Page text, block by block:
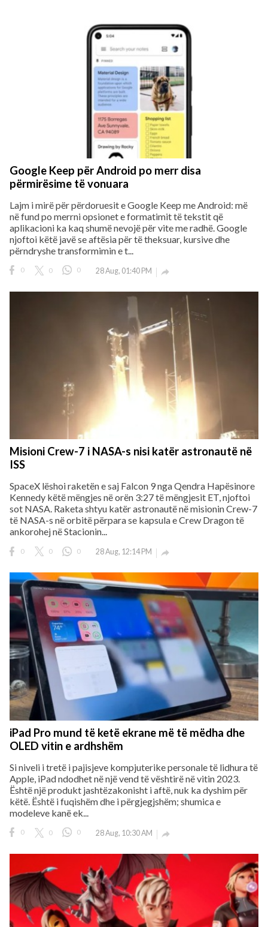
Google Keep për Android po merr disa
përmirësime të vonuara
Lajm i mirë për përdoruesit e Google Keep me Android: më
në fund po merrni opsionet e formatimit të tekstit që
aplikacioni ka kaq shumë nevojë për vite me radhë. Google
njoftoi këtë javë se aftësia për të theksuar, kursive dhe
përndryshe transformimin e t...
0 0 0 28 Aug, 01:40 PM 
Misioni Crew-7 i NASA-s nisi katër astronautë në
ISS
SpaceX lëshoi raketën e saj Falcon 9 nga Qendra Hapësinore
Kennedy këtë mëngjes në orën 3:27 të mëngjesit ET, njoftoi
sot NASA. Raketa shtyu katër astronautë në misionin Crew-7
të NASA-s në orbitë përpara se kapsula e Crew Dragon të
ankorohej në Stacionin...
0 0 0 28 Aug, 12:14 PM 
iPad Pro mund të ketë ekrane më të mëdha dhe
OLED vitin e ardhshëm
Si niveli i tretë i pajisjeve kompjuterike personale të lidhura të
Apple, iPad ndodhet në një vend të vështirë në vitin 2023.
Është një produkt jashtëzakonisht i aftë, nuk ka dyshim për
këtë. Është i fuqishëm dhe i përgjegjshëm; shumica e
modeleve kanë ek...
0 0 0 28 Aug, 10:30 AM 